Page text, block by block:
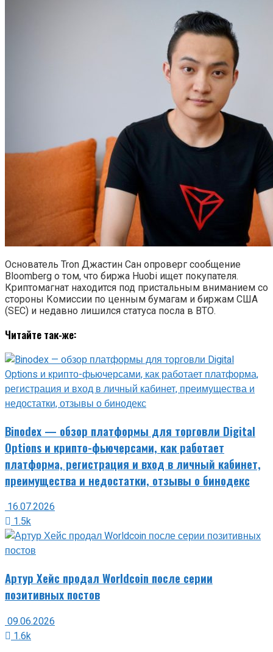
Основатель Tron Джастин Сан опроверг сообщение
Bloomberg о том, что биржа Huobi ищет покупателя.
Криптомагнат находится под пристальным вниманием со
стороны Комиссии по ценным бумагам и биржам США
(SEC) и недавно лишился статуса посла в ВТО.
Читайте так-же:
Binodex — обзор платформы для торговли Digital
Options и крипто-фьючерсами, как работает
платформа, регистрация и вход в личный кабинет,
преимущества и недостатки, отзывы о бинодекс
16.07.2026
1.5k
Артур Хейс продал Worldcoin после серии
позитивных постов
09.06.2026
1.6k